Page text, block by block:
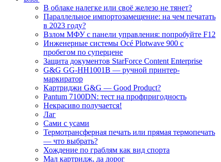
В облаке налегке или своё железо не тянет?
Параллельное импортозамещение: на чем печатать
в 2023 году?
Взлом МФУ с панели управления: попробуйте F12
Инженерные системы Océ Plotwave 900 с
пробегом по суперцене
Защита документов StarForce Content Enterprise
G&G GG-HH1001B — ручной принтер-
маркиратор
Картриджи G&G — Good Product?
Pantum 7100DN: тест на профпригодность
Некрасиво получается!
Лаг
Сами с усами
Термотрансферная печать или прямая термопечать
— что выбрать?
Хождение по граблям как вид спорта
Мал картридж, да дорог